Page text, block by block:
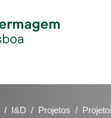
I&D Projetos